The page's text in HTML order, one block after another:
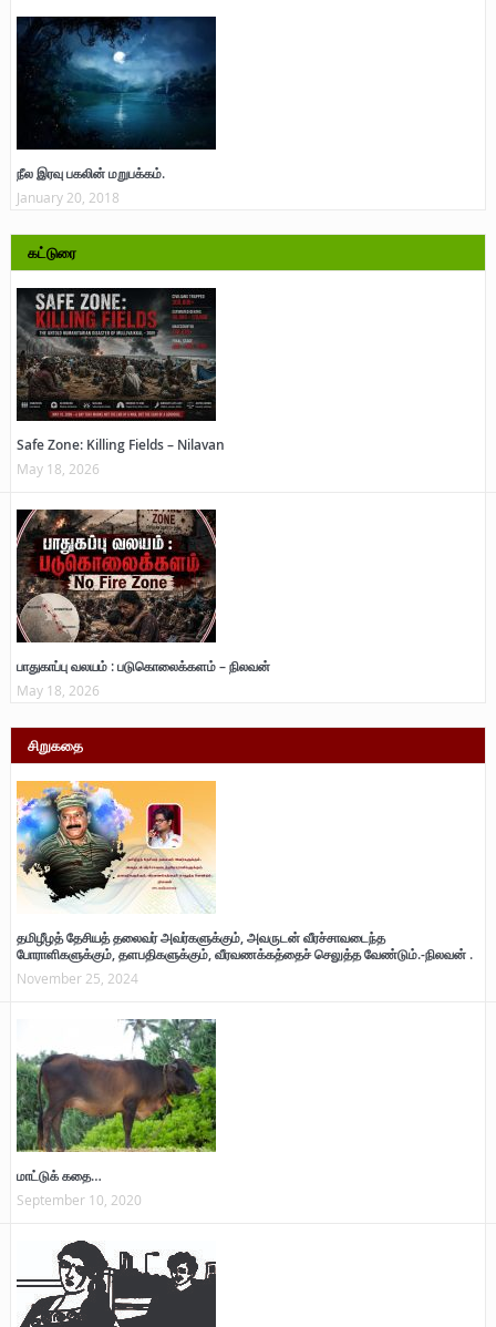
நீல இரவு பகலின் மறுபக்கம்.
January 20, 2018
கட்டுரை
Safe Zone: Killing Fields – Nilavan
May 18, 2026
பாதுகாப்பு வலயம் : படுகொலைக்களம் – நிலவன்
May 18, 2026
சிறுகதை
தமிழீழத் தேசியத் தலைவர் அவர்களுக்கும், அவருடன் வீரச்சாவடைந்த
போராளிகளுக்கும், தளபதிகளுக்கும், வீரவணக்கத்தைச் செலுத்த வேண்டும்.-நிலவன் .
November 25, 2024
மாட்டுக் கதை…
September 10, 2020